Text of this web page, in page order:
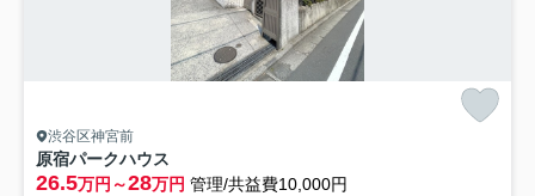
渋谷区神宮前
原宿パークハウス
26.5万円～28万円 管理/共益費10,000円